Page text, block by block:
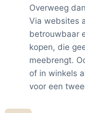
Overweeg
Via websites
betrouwbaar
kopen, die
meebrengt.
of in winkels
voor een